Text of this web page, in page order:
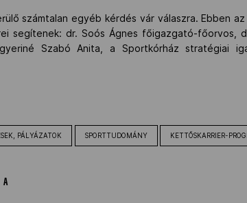
számtalan egyéb kérdés vár válaszra. Ebben
segítenek: dr. Soós Ágnes főigazgató-főorvos,
Szabó Anita, a Sportkórház stratégiai
PÁLYÁZATOK SPORTTUDOMÁNY KETTŐSKARRIER-